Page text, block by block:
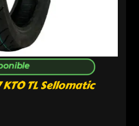
TL Sellomatic